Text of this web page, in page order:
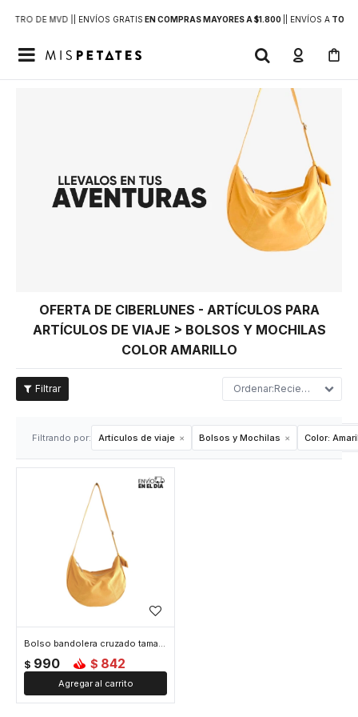
DE MVD | | ENVÍOS GRATIS EN COMPRAS MAYORES A $1.800 | ENVÍOS ATODO

OFERTA DE CIBERLUNES - ARTÍCULOS PARA
ARTÍCULOS DE VIAJE > BOLSOS Y MOCHILAS
COLOR AMARILLO
Recientes
Filtrando por: Artículos de viaje Bolsos y Mochilas Color:
Bolso bandolera cruzado tamaño compacto - Amarillo
$ 990 $ 842